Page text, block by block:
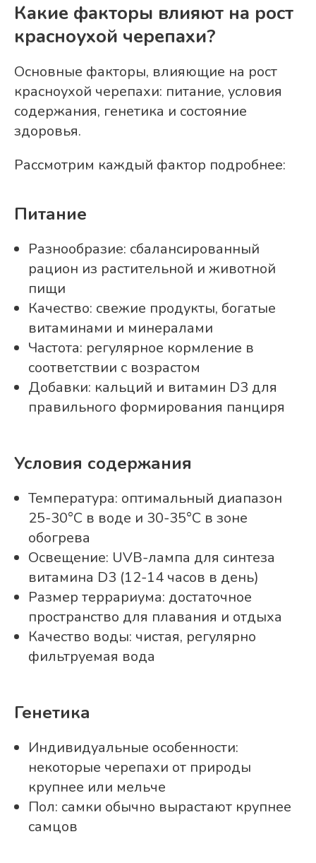
Какие факторы влияют на рост
красноухой черепахи?
Основные факторы, влияющие на рост
красноухой черепахи: питание, условия
содержания, генетика и состояние
здоровья.
Рассмотрим каждый фактор подробнее:
Питание
Разнообразие: сбалансированный
рацион из растительной и животной
пищи
Качество: свежие продукты, богатые
витаминами и минералами
Частота: регулярное кормление в
соответствии с возрастом
Добавки: кальций и витамин D3 для
правильного формирования панциря
Условия содержания
Температура: оптимальный диапазон
25-30°C в воде и 30-35°C в зоне
обогрева
Освещение: UVB-лампа для синтеза
витамина D3 (12-14 часов в день)
Размер террариума: достаточное
пространство для плавания и отдыха
Качество воды: чистая, регулярно
фильтруемая вода
Генетика
Индивидуальные особенности:
некоторые черепахи от природы
крупнее или мельче
Пол: самки обычно вырастают крупнее
самцов